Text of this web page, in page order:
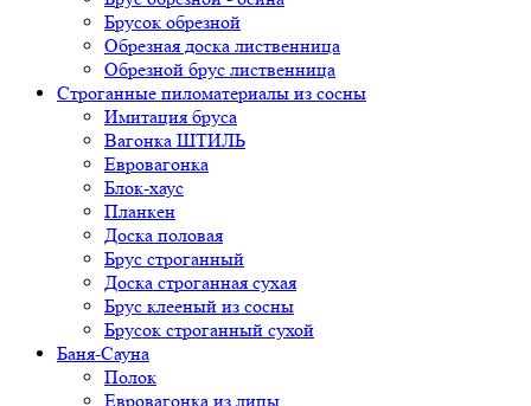
Брусок обрезной
Обрезная доска лиственница
Обрезной брус лиственница
Строганные пиломатериалы из сосны
Имитация бруса
Вагонка ШТИЛЬ
Евровагонка
Блок-хаус
Планкен
Доска половая
Брус строганный
Доска строганная сухая
Брус клееный из сосны
Брусок строганный сухой
Баня-Сауна
Полок
Евровагонка из липы